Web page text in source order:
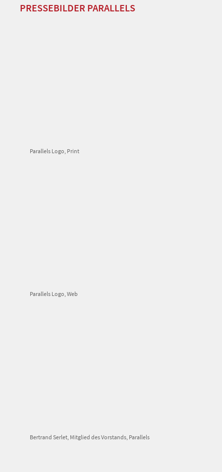
PRESSEBILDER PARALLELS
Parallels Logo, Print
Parallels Logo, Web
Bertrand Serlet, Mitglied des Vorstands, Parallels